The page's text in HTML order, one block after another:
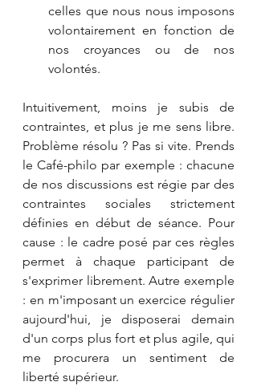
celles que nous nous imposons
volontairement en fonction de
nos croyances ou de nos
volontés.
Intuitivement, moins je subis de
contraintes, et plus je me sens libre.
Problème résolu ? Pas si vite. Prends
le Café-philo par exemple : chacune
de nos discussions est régie par des
contraintes sociales strictement
définies en début de séance. Pour
cause : le cadre posé par ces règles
permet à chaque participant de
s'exprimer librement. Autre exemple
: en m'imposant un exercice régulier
aujourd'hui, je disposerai demain
d'un corps plus fort et plus agile, qui
me procurera un sentiment de
liberté supérieur.